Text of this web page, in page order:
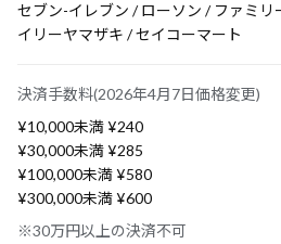
セブン-イレブン / ローソン / ファミ
イリーヤマザキ / セイコーマート
決済手数料(2026年4月7日価格変更)
¥10,000未満 ¥240
¥30,000未満 ¥285
¥100,000未満 ¥580
¥300,000未満 ¥600
※30万円以上の決済不可